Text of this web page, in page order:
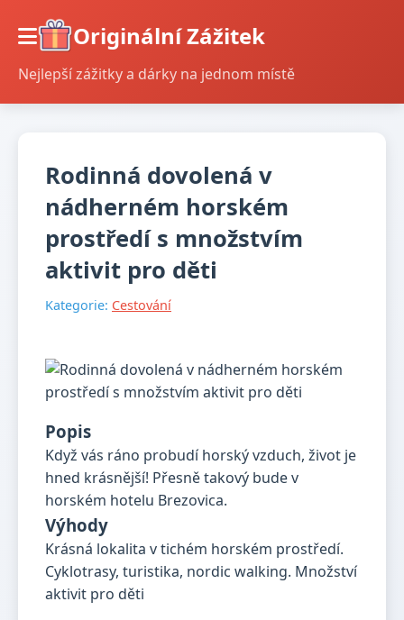
Originální Zážitek
Nejlepší zážitky a dárky na jednom místě
Rodinná dovolená v
nádherném horském
prostředí s množstvím
aktivit pro děti
Kategorie: Cestování
Popis
Když vás ráno probudí horský vzduch, život je
hned krásnější! Přesně takový bude v
horském hotelu Brezovica.
Výhody
Krásná lokalita v tichém horském prostředí.
Cyklotrasy, turistika, nordic walking. Množství
aktivit pro děti